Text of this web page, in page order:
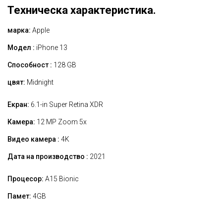
Техническа характеристика.
марка: Apple
Модел : iPhone 13
Способност : 128 GB
цвят: Midnight
Екран: 6.1-in Super Retina XDR
Камера: 12 MP Zoom 5x
Видео камера : 4K
Дата на производство : 2021
Процесор: A15 Bionic
Памет: 4GB